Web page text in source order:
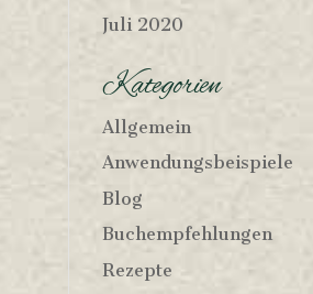
Juli 2020
Kategorien
Allgemein
Anwendungsbeispiele
Blog
Buchempfehlungen
Rezepte